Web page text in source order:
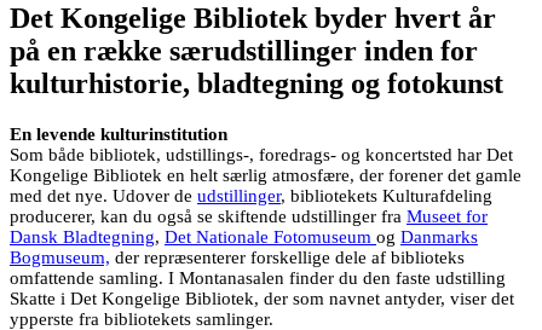
Det Kongelige Bibliotek byder hvert år
på en række særudstillinger inden for
kulturhistorie, bladtegning og fotokunst
En levende kulturinstitution
Som både bibliotek, udstillings-, foredrags- og koncertsted har Det
Kongelige Bibliotek en helt særlig atmosfære, der forener det gamle
med det nye. Udover de udstillinger, bibliotekets Kulturafdeling
producerer, kan du også se skiftende udstillinger fra Museet for
Dansk Bladtegning, Det Nationale Fotomuseum og Danmarks
Bogmuseum, der repræsenterer forskellige dele af biblioteks
omfattende samling. I Montanasalen finder du den faste udstilling
Skatte i Det Kongelige Bibliotek, der som navnet antyder, viser det
ypperste fra bibliotekets samlinger.